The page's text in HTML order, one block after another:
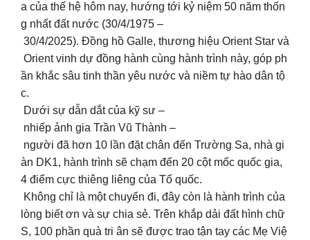
a của thế hệ hôm nay, hướng tới kỷ niệm 50 năm thốn
g nhất đất nước (30/4/1975 –
30/4/2025). Đồng hồ Galle, thương hiệu Orient Star và
Orient vinh dự đồng hành cùng hành trình này, góp ph
ần khắc sâu tinh thần yêu nước và niềm tự hào dân tộ
c.
Dưới sự dẫn dắt của kỹ sư –
nhiếp ảnh gia Trần Vũ Thành –
người đã hơn 10 lần đặt chân đến Trường Sa, nhà gi
àn DK1, hành trình sẽ chạm đến 20 cột mốc quốc gia,
4 điểm cực thiêng liêng của Tổ quốc.
Không chỉ là một chuyến đi, đây còn là hành trình của
lòng biết ơn và sự chia sẻ. Trên khắp dải đất hình chữ
S, 100 phần quà tri ân sẽ được trao tận tay các Mẹ Việ